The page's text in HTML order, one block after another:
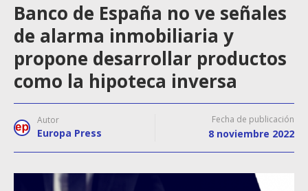
Banco de España no ve señales
de alarma inmobiliaria y
propone desarrollar productos
como la hipoteca inversa
Autor
Europa Press
Fecha de publicación
8 noviembre 2022